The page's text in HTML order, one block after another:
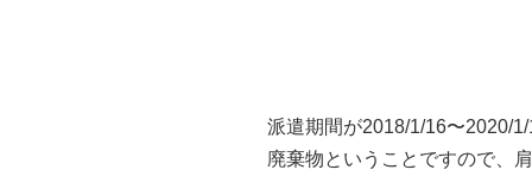
派遣期間が2018/1/16〜2020/
廃棄物ということですので、